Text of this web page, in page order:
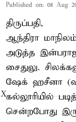
Published on: 08 Aug
திருப்பதி,
ஆந்திரா
அடுத்த
சைதுலு.
ஷேக் ஹசீனா
கல்லூரியில்
சென்றபோது
X